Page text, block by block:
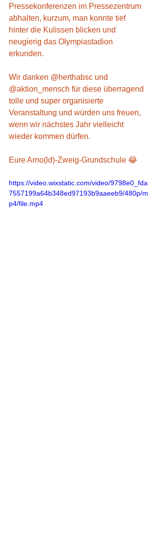
Pressekonferenzen im Pressezentrum
abhalten, kurzum, man konnte tief
hinter die Kulissen blicken und
neugierig das Olympiastadion
erkunden.
Wir danken @herthabsc und
@aktion_mensch für diese überragend
tolle und super organisierte
Veranstaltung und würden uns freuen,
wenn wir nächstes Jahr vielleicht
wieder kommen dürfen.
Eure Arno(ld)-Zweig-Grundschule 😂
https://video.wixstatic.com/video/9798e0_fda
7557199a64b348ed97193b9aaeeb9/480p/m
p4/file.mp4